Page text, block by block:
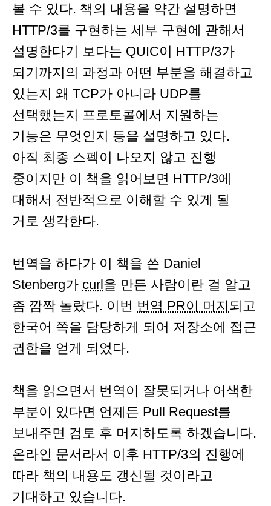
볼 수 있다. 책의 내용을 약간 설명하면
HTTP/3를 구현하는 세부 구현에 관해서
설명한다기 보다는 QUIC이 HTTP/3가
되기까지의 과정과 어떤 부분을 해결하고
있는지 왜 TCP가 아니라 UDP를
선택했는지 프로토콜에서 지원하는
기능은 무엇인지 등을 설명하고 있다.
아직 최종 스펙이 나오지 않고 진행
중이지만 이 책을 읽어보면 HTTP/3에
대해서 전반적으로 이해할 수 있게 될
거로 생각한다.
번역을 하다가 이 책을 쓴 Daniel
Stenberg가 curl을 만든 사람이란 걸 알고
좀 깜짝 놀랐다. 이번 번역 PR이 머지 되고
한국어 쪽을 담당하게 되어 저장소에 접근
권한을 얻게 되었다.
책을 읽으면서 번역이 잘못되거나 어색한
부분이 있다면 언제든 Pull Request를
보내주면 검토 후 머지하도록 하겠습니다.
온라인 문서라서 이후 HTTP/3의 진행에
따라 책의 내용도 갱신될 것이라고
기대하고 있습니다.